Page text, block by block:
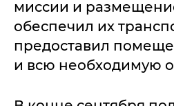
миссии и
обеспечил их
предоставил
и всю необходимую